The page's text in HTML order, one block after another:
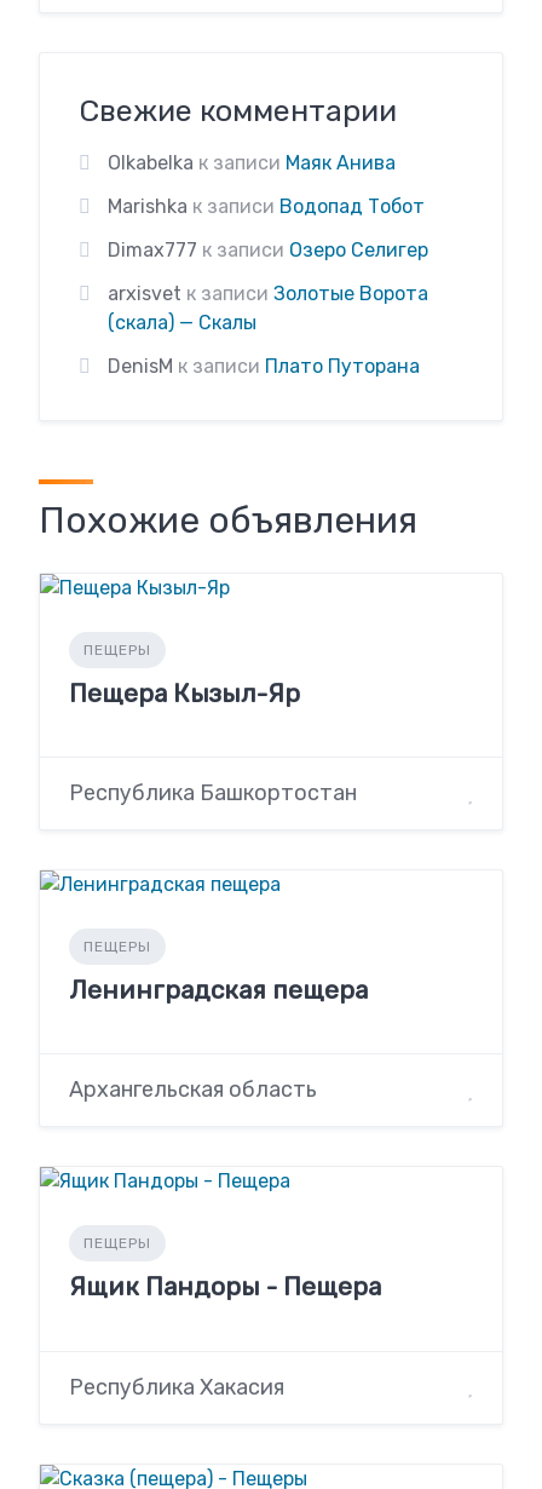
Свежие комментарии
Olkabelka к записи Маяк Анива
Marishka к записи Водопад Тобот
Dimax777 к записи Озеро Селигер
arxisvet к записи Золотые Ворота
(скала) — Скалы
DenisM к записи Плато Путорана
Похожие объявления
ПЕЩЕРЫ
Пещера Кызыл-Яр
Республика Башкортостан
ПЕЩЕРЫ
Ленинградская пещера
Архангельская область
ПЕЩЕРЫ
Ящик Пандоры - Пещера
Республика Хакасия